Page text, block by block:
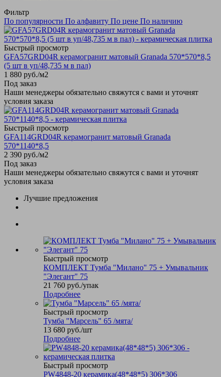
Фильтр
По популярности По алфавиту По цене По наличию
Быстрый просмотр
GFA57GRD04R керамогранит матовый Granada 570*570*8,5
(5 шт в уп/48,735 м в пал)
1 880 руб./м2
Под заказ
Наши менеджеры обязательно свяжутся с вами и уточнят
условия заказа
Быстрый просмотр
GFA114GRD04R керамогранит матовый Granada
570*1140*8,5
2 390 руб./м2
Под заказ
Наши менеджеры обязательно свяжутся с вами и уточнят
условия заказа
Лучшие предложения
Быстрый просмотр
КОМПЛЕКТ Тумба "Милано" 75 + Умывальник
"Элегант" 75
21 760 руб./упак
Подробнее
Быстрый просмотр
Тумба "Марсель" 65 /мята/
13 680 руб./шт
Подробнее
Быстрый просмотр
PW4848-20 керамика(48*48*5) 306*306